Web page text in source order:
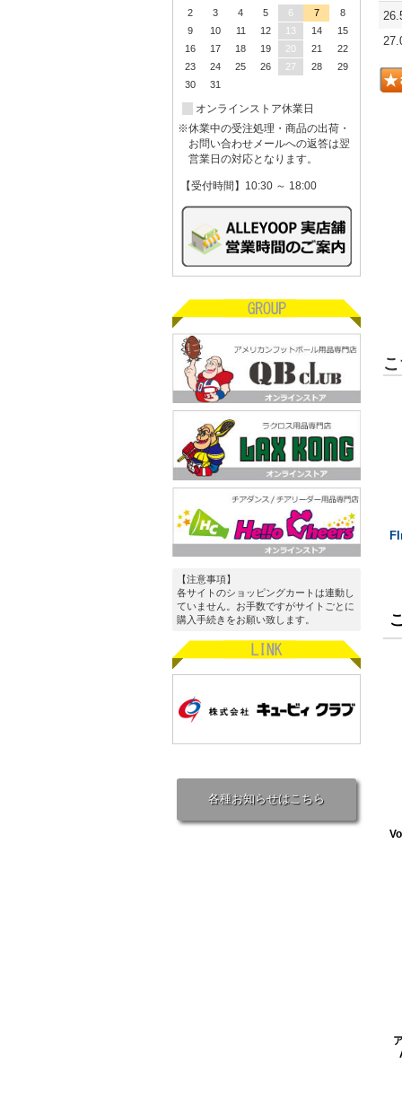
2
3 4 5 6 7
8
9
10 11 12 13 14
15
16
17 18 19 20 21
22
23
24 25 26 27 28
29
30
31
オンラインストア休業日
※休業中の受注処理・商品の出荷・
お問い合わせメールへの返答は翌
営業日の対応となります。
【受付時間】10:30 ～ 18:00
【注意事項】
各サイトのショッピングカートは連動し
ていません。お手数ですがサイトごとに
購入手続きをお願い致します。
各種お知らせはこちら